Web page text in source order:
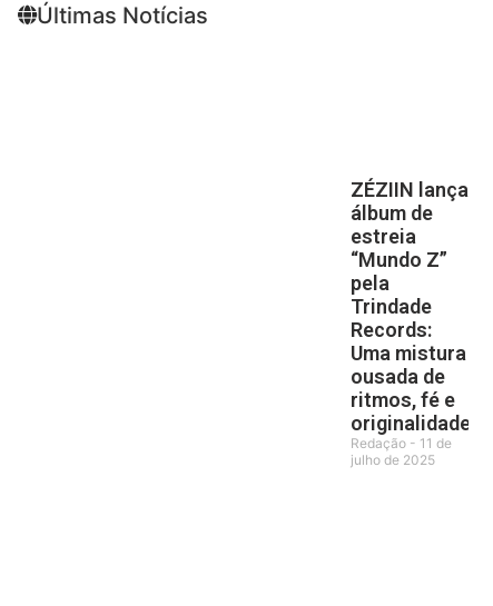
Últimas Notícias
ZÉZIIN lança
álbum de
estreia
“Mundo Z”
pela
Trindade
Records:
Uma mistura
ousada de
ritmos, fé e
originalidade
Redação
11 de
julho de 2025